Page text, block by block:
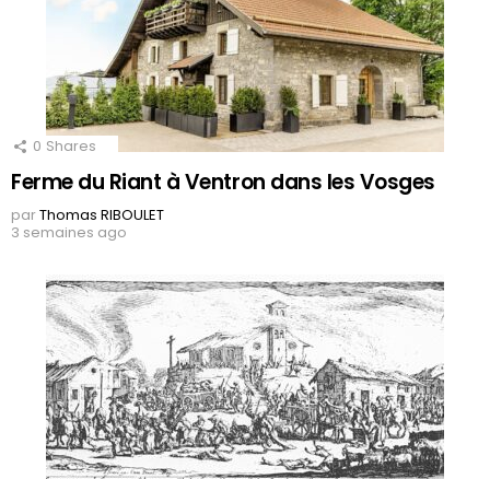
0 Shares
Ferme du Riant à Ventron dans les Vosges
parThomas RIBOULET
3 semaines ago